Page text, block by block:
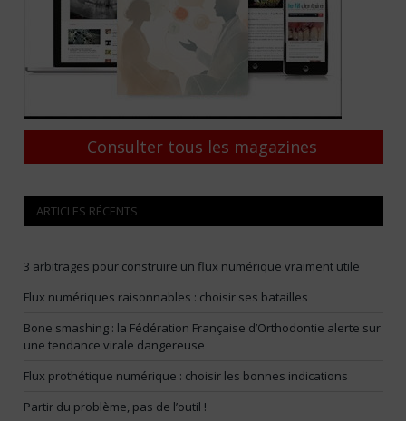
Consulter tous les magazines
ARTICLES RÉCENTS
3 arbitrages pour construire un flux numérique vraiment utile
Flux numériques raisonnables : choisir ses batailles
Bone smashing : la Fédération Française d’Orthodontie alerte sur
une tendance virale dangereuse
Flux prothétique numérique : choisir les bonnes indications
Partir du problème, pas de l’outil !